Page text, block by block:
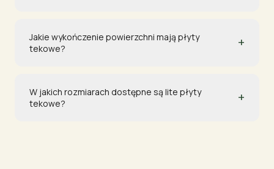
Jakie wykończenie powierzchni mają płyty
tekowe?
+
W jakich rozmiarach dostępne są lite płyty
tekowe?
+